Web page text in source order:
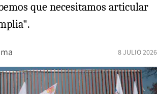
que necesitamos articular
8 JULIO 2026